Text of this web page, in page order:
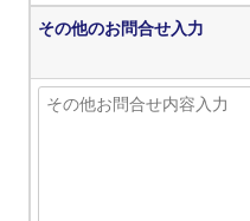
その他のお問合せ入力